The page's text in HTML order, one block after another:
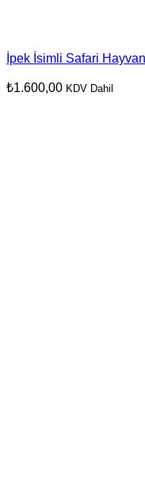
İpek İsimli Safari
₺1.600,00 KDV Dahil